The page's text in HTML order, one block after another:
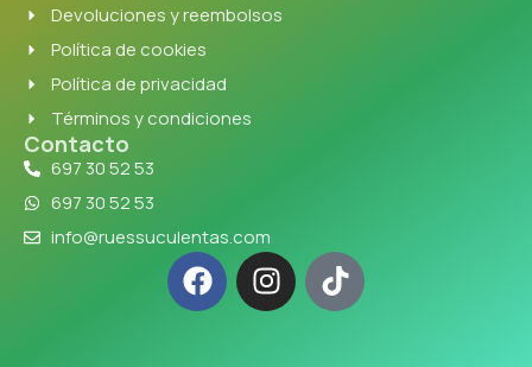
Devoluciones y reembolsos
Política de cookies
Política de privacidad
Términos y condiciones
Contacto
697 30 52 53
697 30 52 53
info@ruessuculentas.com